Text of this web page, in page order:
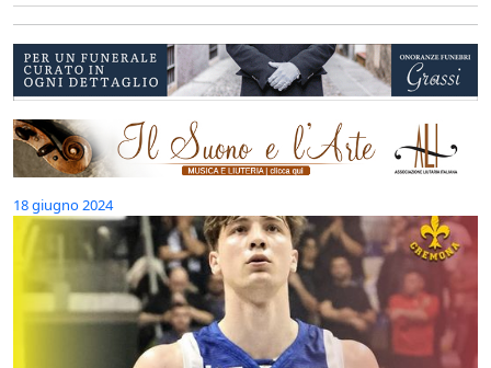
18 giugno 2024